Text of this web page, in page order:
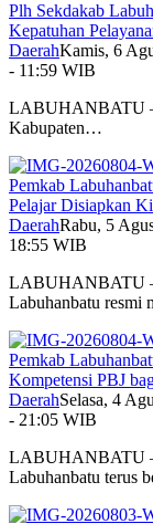
Plh Sekdakab
Kepatuhan
DaerahKamis, 6
- 11:59 WIB
LABUHANBATU –
Kabupaten…
Pemkab
Pelajar Disiapkan
DaerahRabu, 5
18:55 WIB
LABUHANBATU –
Labuhanbatu resmi
Pemkab
Kompetensi PBJ
DaerahSelasa, 4
- 21:05 WIB
LABUHANBATU –
Labuhanbatu terus